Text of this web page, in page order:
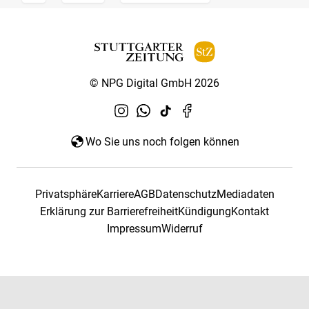
© NPG Digital GmbH 2026
Wo Sie uns noch folgen können
PrivatsphäreKarriereAGBDatenschutzMediadaten
Erklärung zur BarrierefreiheitKündigungKontakt
ImpressumWiderruf